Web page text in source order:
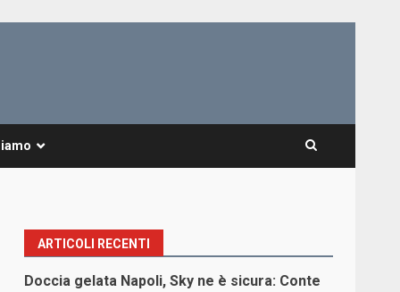
ARTICOLI RECENTI
Doccia gelata Napoli, Sky ne è sicura: Conte